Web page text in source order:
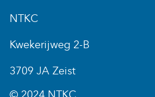
NTKC
Kwekerijweg 2-B
3709 JA Zeist